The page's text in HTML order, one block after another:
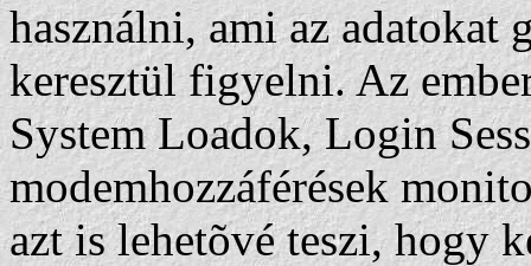
használni, ami az adatokat
keresztül figyelni. Az
System Loadok, Login
modemhozzáférések
azt is lehetõvé teszi, hogy